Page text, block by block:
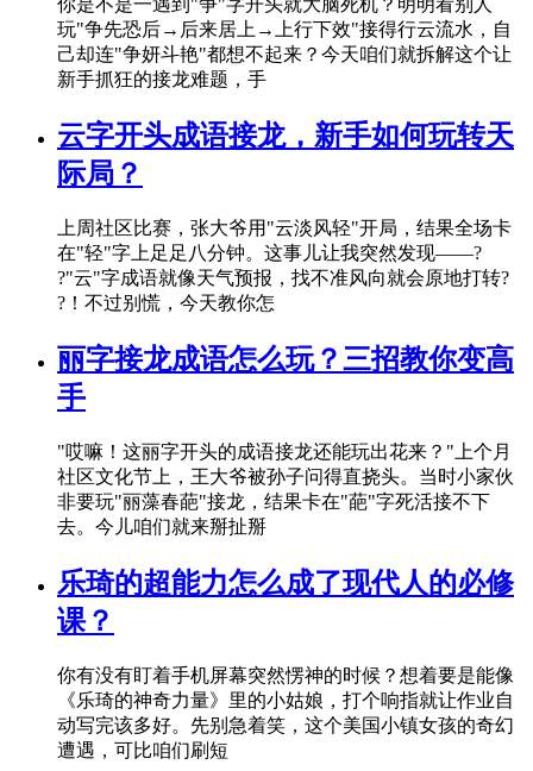
你是不是一遇到"争"字开头就大脑死机？明明看别人
玩"争先恐后→后来居上→上行下效"接得行云流水，自
己却连"争妍斗艳"都想不起来？今天咱们就拆解这个让
新手抓狂的接龙难题，手
云字开头成语接龙，新手如何玩转天
际局？
上周社区比赛，张大爷用"云淡风轻"开局，结果全场卡
在"轻"字上足足八分钟。这事儿让我突然发现——?
?"云"字成语就像天气预报，找不准风向就会原地打转?
?！不过别慌，今天教你怎
丽字接龙成语怎么玩？三招教你变高
手
"哎嘛！这丽字开头的成语接龙还能玩出花来？"上个月
社区文化节上，王大爷被孙子问得直挠头。当时小家伙
非要玩"丽藻春葩"接龙，结果卡在"葩"字死活接不下
去。今儿咱们就来掰扯掰
乐琦的超能力怎么成了现代人的必修
课？
你有没有盯着手机屏幕突然愣神的时候？想着要是能像
《乐琦的神奇力量》里的小姑娘，打个响指就让作业自
动写完该多好。先别急着笑，这个美国小镇女孩的奇幻
遭遇，可比咱们刷短